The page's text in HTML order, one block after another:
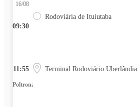
09:30
16/08
Rodoviária de Ituiutaba
11:55 Terminal Rodoviário Uberlândia
Poltrona